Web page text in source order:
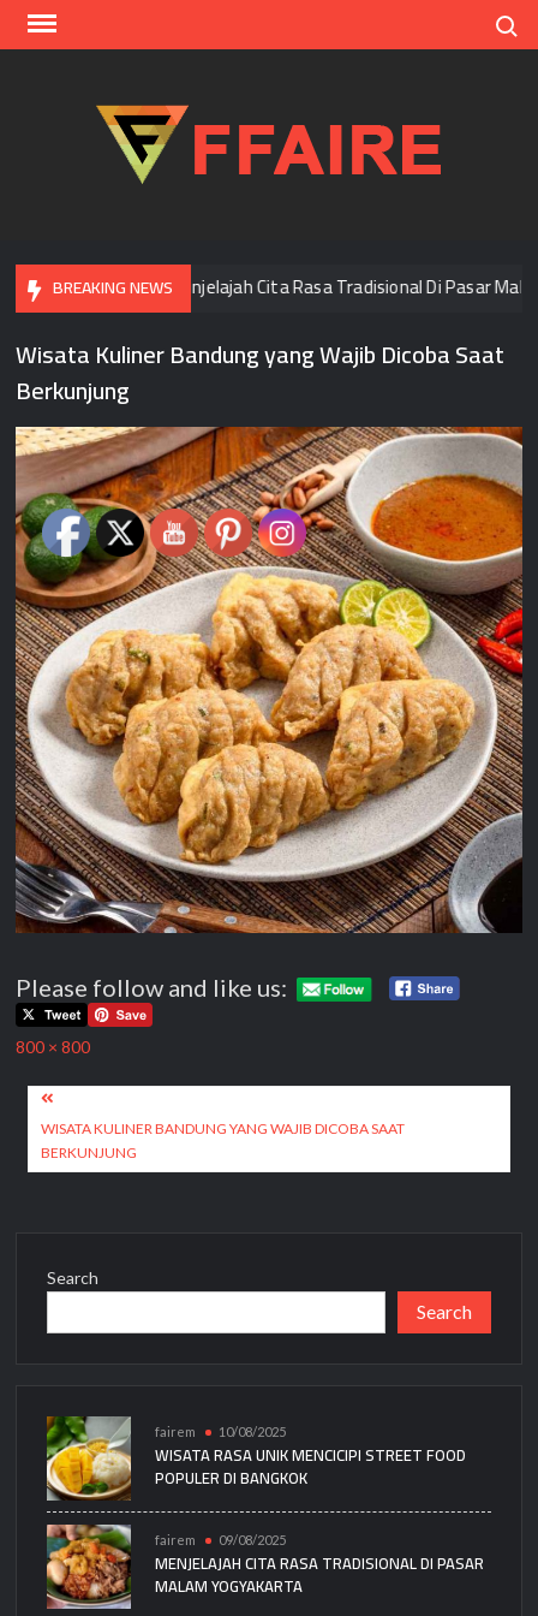
Skip
BREAKING NEWSMenjelajah Cita Rasa Tradisional Di Pasar Malam
Wisata Kuliner Bandung yang Wajib Dicoba Saat
Berkunjung
Please follow and like us:
Full
800 × 800
Post
navigation
WISATA KULINER BANDUNG YANG WAJIB DICOBA SAAT
BERKUNJUNG
Search
Search
fairem 10/08/2025
WISATA RASA UNIK MENCICIPI STREET FOOD
POPULER DI BANGKOK
fairem 09/08/2025
MENJELAJAH CITA RASA TRADISIONAL DI PASAR
MALAM YOGYAKARTA